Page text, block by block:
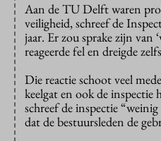
Aan de TU Delft waren
veiligheid, schreef de
jaar. Er zou sprake zijn van
reageerde fel en dreigde
Die reactie schoot veel
keelgat en ook de
schreef de inspectie
dat de bestuursleden de